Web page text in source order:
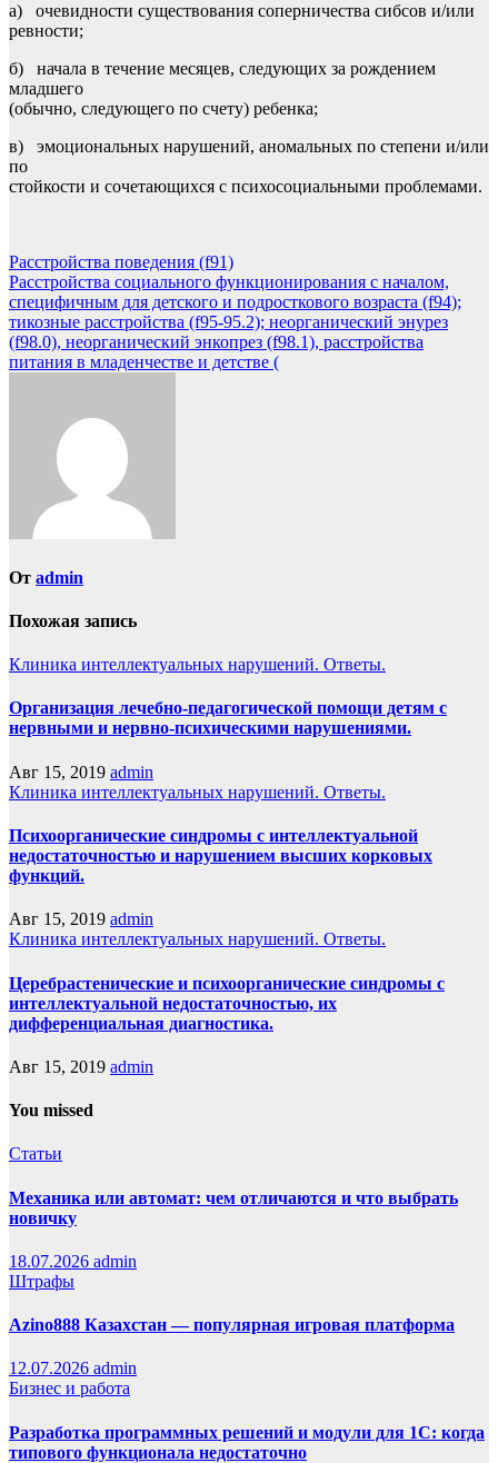
а) очевидности существования соперничества сибсов и/или
ревности;
б) начала в течение месяцев, следующих за рождением
младшего
(обычно, следующего по счету) ребенка;
в) эмоциональных нарушений, аномальных по степени и/или
по
стойкости и сочетающихся с психосоциальными проблемами.
Навигация
по
записям
Расстройства поведения (f91)
Расстройства социального функционирования с началом,
специфичным для детского и подросткового возраста (f94);
тикозные расстройства (f95-95.2); неорганический энурез
(f98.0), неорганический энкопрез (f98.1), расстройства
питания в младенчестве и детстве (
От admin
Похожая запись
Клиника интеллектуальных нарушений. Ответы.
Организация лечебно-педагогической помощи детям с
нервными и нервно-психическими нарушениями.
Авг 15, 2019 admin
Клиника интеллектуальных нарушений. Ответы.
Психоорганические синдромы с интеллектуальной
недостаточностью и нарушением высших корковых
функций.
Авг 15, 2019 admin
Клиника интеллектуальных нарушений. Ответы.
Церебрастенические и психоорганические синдромы с
интеллектуальной недостаточностью, их
дифференциальная диагностика.
Авг 15, 2019 admin
You missed
Статьи
Механика или автомат: чем отличаются и что выбрать
новичку
18.07.2026 admin
Штрафы
Azino888 Казахстан — популярная игровая платформа
12.07.2026 admin
Бизнес и работа
Разработка программных решений и модули для 1С: когда
типового функционала недостаточно